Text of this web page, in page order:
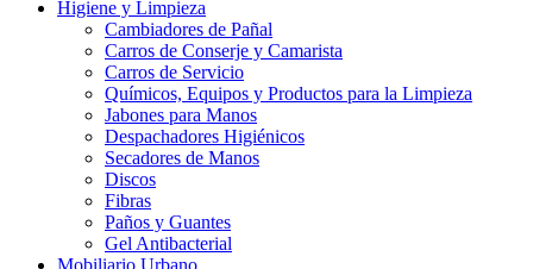
Higiene y Limpieza
Cambiadores de Pañal
Carros de Conserje y Camarista
Carros de Servicio
Químicos, Equipos y Productos para la Limpieza
Jabones para Manos
Despachadores Higiénicos
Secadores de Manos
Discos
Fibras
Paños y Guantes
Gel Antibacterial